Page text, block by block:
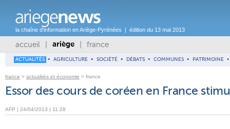
la chaîne d'information en Ariège-Pyrénées | édition du 13 mai 2013
accueil ariège france
ACTUALITÉS • AGRICULTURE • SOCIÉTÉ • DÉBATS • COMMUNES • PATRIMOINE •
france > actualités et économie > france
Essor des cours de coréen en France
AFP | 24/04/2013 | 11:28